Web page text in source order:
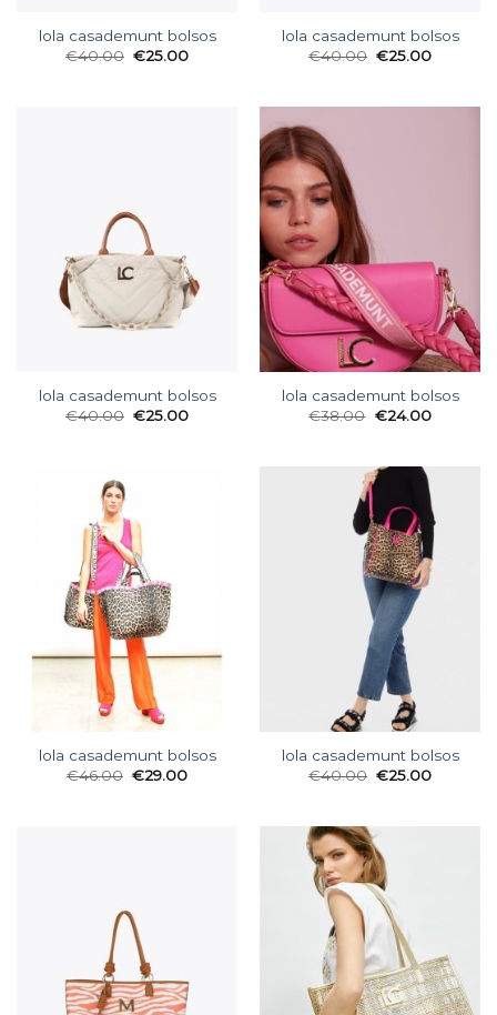
lola casademunt bolsos
€40.00 €25.00
lola casademunt bolsos
€40.00 €25.00
lola casademunt bolsos
€40.00 €25.00
lola casademunt bolsos
€38.00 €24.00
lola casademunt bolsos
€46.00 €29.00
lola casademunt bolsos
€40.00 €25.00